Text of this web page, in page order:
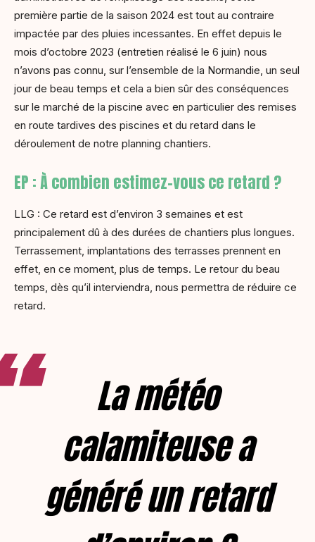
première partie de la saison 2024 est tout au contraire
impactée par des pluies incessantes. En effet depuis le
mois d’octobre 2023 (entretien réalisé le 6 juin) nous
n’avons pas connu, sur l’ensemble de la Normandie, un seul
jour de beau temps et cela a bien sûr des conséquences
sur le marché de la piscine avec en particulier des remises
en route tardives des piscines et du retard dans le
déroulement de notre planning chantiers.
EP : À combien estimez-vous ce retard ?
LLG : Ce retard est d’environ 3 semaines et est
principalement dû à des durées de chantiers plus longues.
Terrassement, implantations des terrasses prennent en
effet, en ce moment, plus de temps. Le retour du beau
temps, dès qu’il interviendra, nous permettra de réduire ce
retard.
La météo
calamiteuse a
généré un retard